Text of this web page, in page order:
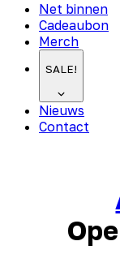
Net binnen
Cadeaubon
Merch
SALE!
Nieuws
Contact